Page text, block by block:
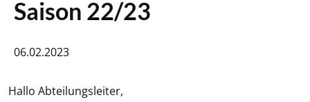
FUSSBALL
Saison 22/23
06.02.2023
Hallo Abteilungsleiter,